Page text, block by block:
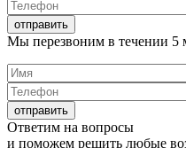
Мы перезвоним в течении 5
Ответим на вопросы
и поможем решить любые